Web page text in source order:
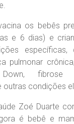
os bebês
e 6 dias) e
específicas,
pulmonar
fibrose
outras condições
Zoé Duarte
é bebê e